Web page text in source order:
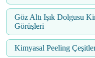
Göz Altı Işık Dolgusu
Görüşleri
Kimyasal Peeling